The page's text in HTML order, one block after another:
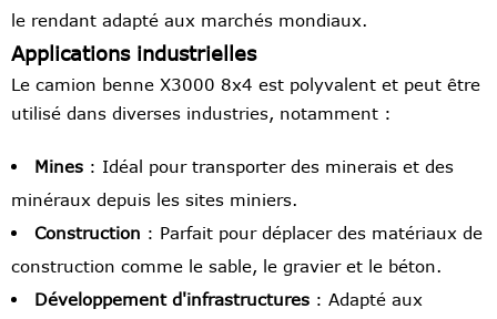
le rendant adapté aux marchés mondiaux.
Applications industrielles
Le camion benne X3000 8x4 est polyvalent et peut être
utilisé dans diverses industries, notamment :
Mines : Idéal pour transporter des minerais et des
minéraux depuis les sites miniers.
Construction : Parfait pour déplacer des matériaux de
construction comme le sable, le gravier et le béton.
Développement d'infrastructures : Adapté aux